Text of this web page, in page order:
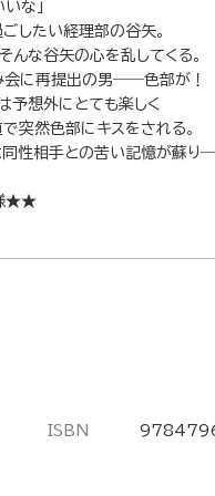
な」
したい経理部の谷矢。
な谷矢の心を乱してくる。
会に再提出の男――色部が！
予想外にとても楽しく
突然色部にキスをされる。
同性相手との苦い記憶が蘇
★★
ISBN